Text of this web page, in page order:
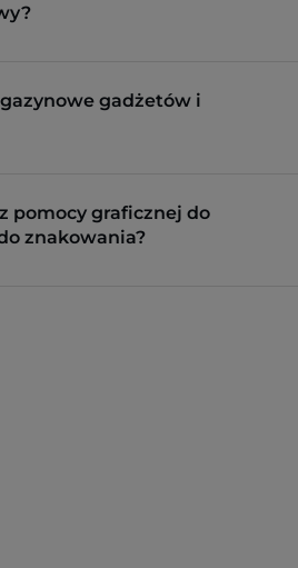
gadżetów i
pomocy graficznej do
znakowania?